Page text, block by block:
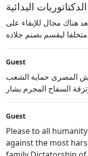
البدائية
هناك مجال للإبقاء على
ليقسم بصنم جلاده
Guest
المصرى حماية الشعب
السفاح المجرم بشار
Guest
Please to all
against the most